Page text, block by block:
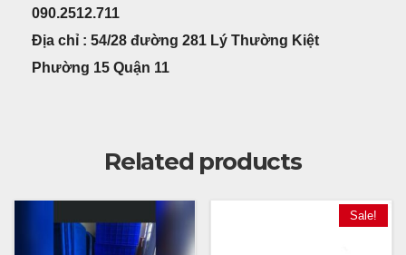
090.2512.711
Địa chỉ : 54/28 đường 281 Lý Thường Kiệt
Phường 15 Quận 11
Related products
Sale!